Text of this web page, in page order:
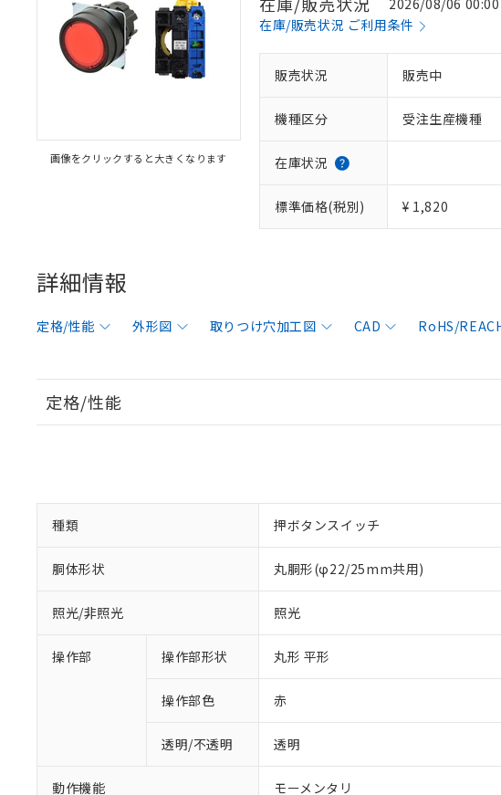
画像をクリックすると大きくなります
2026/08/06 00:00
在庫/販売状況 ご利用条件
販売状況 販売中
機種区分 受注生産機種
在庫状況
標準価格(税別) ¥ 1,820
詳細情報
定格/性能 外形図 取りつけ穴加工図 CAD RoHS/
定格/性能
種類 押ボタンスイッチ
胴体形状 丸胴形(φ22/25mm共用)
照光/非照光 照光
操作部 操作部形状 丸形 平形
操作部色 赤
透明/不透明 透明
動作機能 モーメンタリ